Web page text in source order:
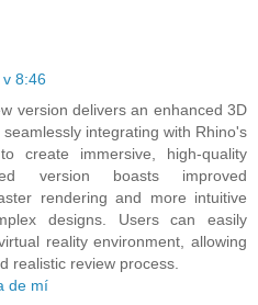
8:46
version delivers an enhanced 3D
integrating with Rhino's
create immersive, high-quality
version boasts improved
rendering and more intuitive
designs. Users can easily
reality environment, allowing
realistic review process.
de mí